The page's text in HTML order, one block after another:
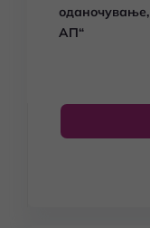
оданочување,
АП“